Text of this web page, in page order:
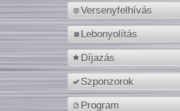
Versenyfelhívás
Lebonyolítás
Díjazás
Szponzorok
Program